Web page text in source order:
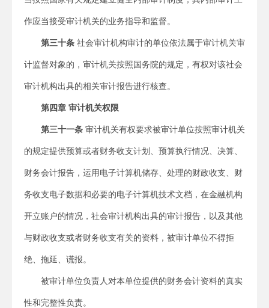
作应当接受审计机关的业务指导和监督。
第三十条 社会审计机构审计的单位依法属于审计机关审
计监督对象的，审计机关按照国务院的规定，有权对该社会
审计机构出具的相关审计报告进行核查。
第四章 审计机关权限
第三十一条 审计机关有权要求被审计单位按照审计机关
的规定提供预算或者财务收支计划、预算执行情况、决算、
财务会计报告，运用电子计算机储存、处理的财政收支、财
务收支电子数据和必要的电子计算机技术文档，在金融机构
开立账户的情况，社会审计机构出具的审计报告，以及其他
与财政收支或者财务收支有关的资料，被审计单位不得拒
绝、拖延、谎报。
被审计单位负责人对本单位提供的财务会计资料的真实
性和完整性负责。